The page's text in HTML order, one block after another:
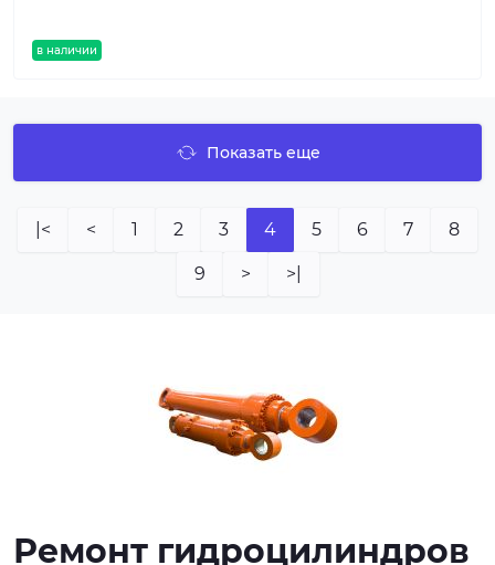
в наличии
Показать еще
|< < 1 2 3 4 5 6 7 8
9 > >|
Ремонт гидроцилиндров